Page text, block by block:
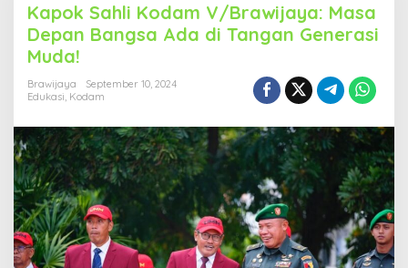
p
o
k
a
i
K
o
d
a
V
/
B
Kapok Sahli Kodam V/Brawijaya: Masa
Depan Bangsa Ada di Tangan Generasi
Muda!
Brawijaya
September 10, 2024
Edukasi, Kodam